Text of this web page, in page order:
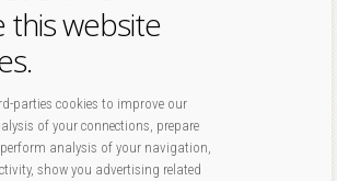
this website
parties cookies to improve our
of your connections, prepare
analysis of your navigation,
show you advertising related